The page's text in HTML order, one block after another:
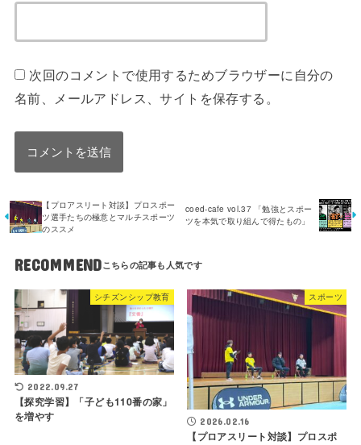
次回のコメントで使用するためブラウザーに自分の
名前、メールアドレス、サイトを保存する。
【プロアスリート対談】プロスポー
ツ選手たちの極意とマルチスポーツ
のススメ
coed-cafe vol.37 「勉強とスポー
ツを本気で取り組んで得たもの」
RECOMMEND
シチズンシップ教育
2022.09.27
【探究学習】「子ども110番の家」
を増やす
スポーツ
2026.02.16
【プロアスリート対談】プロスポ